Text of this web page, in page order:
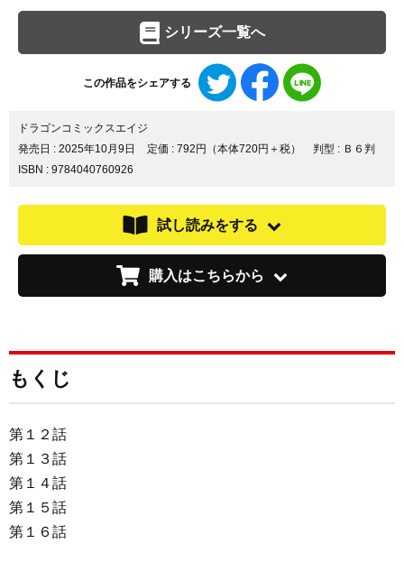
シリーズ一覧へ
この作品をシェアする
Twitter
で
ア
Facebook
で
ア
で
ア
ドラゴンコミックスエイジ
発売日 : 2025年10月9日 定価 : 792円（本体720円＋税）
判型 : Ｂ６判
ISBN : 9784040760926
試し読みをする
購入はこちらから
もくじ
第１２話
第１３話
第１４話
第１５話
第１６話